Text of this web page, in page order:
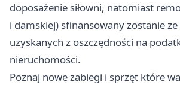
doposażenie siłowni, natomiast
i damskiej) sfinansowany zostanie
uzyskanych z oszczędności na
nieruchomości.
Poznaj nowe zabiegi i sprzęt które